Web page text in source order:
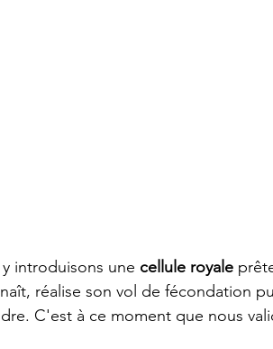
introduisons une cellule royale
réalise son vol de fécondation
C'est à ce moment que nous